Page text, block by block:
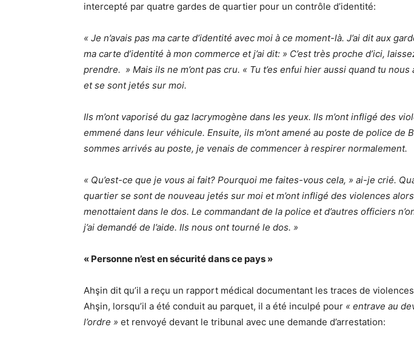
intercepté par quatre gardes de quartier pour un contrôle d’identité:
« Je n’avais pas ma carte d’identité avec moi à ce moment-là. J’ai dit aux
ma carte d’identité à mon commerce et j’ai dit: » C’est très proche d’ici,
prendre. » Mais ils ne m’ont pas cru. « Tu t’es enfui hier aussi quand tu nous
et se sont jetés sur moi.
Ils m’ont vaporisé du gaz lacrymogène dans les yeux. Ils m’ont infligé des
emmené dans leur véhicule. Ensuite, ils m’ont amené au poste de police de
sommes arrivés au poste, je venais de commencer à respirer normalement.
« Qu’est-ce que je vous ai fait? Pourquoi me faites-vous cela, » ai-je crié.
quartier se sont de nouveau jetés sur moi et m’ont infligé des violences alors
menottaient dans le dos. Le commandant de la police et d’autres officiers
j’ai demandé de l’aide. Ils nous ont tourné le dos. »
« Personne n’est en sécurité dans ce pays »
Ahşin dit qu’il a reçu un rapport médical documentant les traces de
Ahşin, lorsqu’il a été conduit au parquet, il a été inculpé pour « entrave au
l’ordre » et renvoyé devant le tribunal avec une demande d’arrestation: